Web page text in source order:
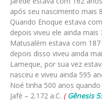
após seu nascimento mais
Quando Enoque estava
depois viveu ele ainda mais
Matusalém estava com
depois disso viveu ainda
Lameque, por sua vez
nasceu e viveu ainda 595
Noé tinha 500 anos
Jafé – 2.172 a.C. (Gênesis